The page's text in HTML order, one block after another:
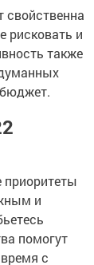
рисковать и
также
приоритеты
и
помогут
с